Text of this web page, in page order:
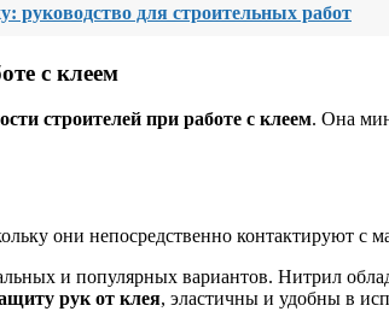
руководство для строительных работ
с клеем
строителей при работе с клеем. Она
они непосредственно контактируют
и популярных вариантов. Нитрил
рук от клея, эластичны и удобны в